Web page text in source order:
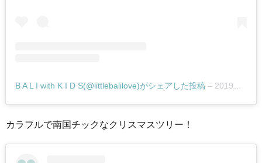
B A L I with K I D S(@littlebalilove)がシェアした投稿 – 2019年12月月16日午前12時54分PST
カラフルで南国チックなクリスマスツリー！